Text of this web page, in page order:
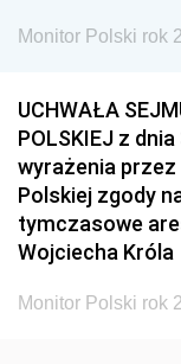
Monitor Polski rok
UCHWAŁA
POLSKIEJ z
wyrażenia
Polskiej zgody
tymczasowe
Wojciecha Króla
Monitor Polski rok